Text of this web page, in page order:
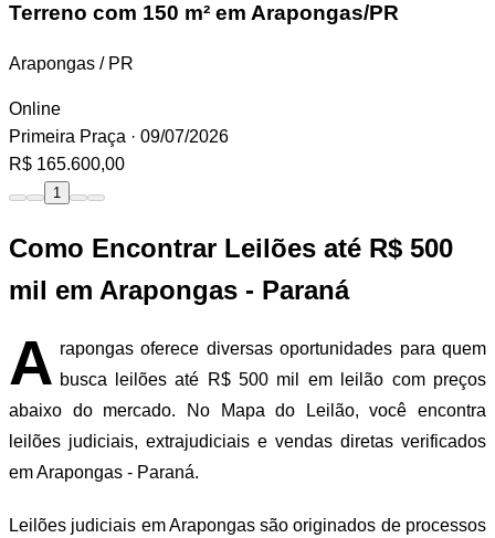
Terreno com 150 m² em Arapongas/PR
Arapongas / PR
Online
Primeira Praça · 09/07/2026
R$ 165.600,00
1
Como Encontrar Leilões até R$ 500
mil em Arapongas - Paraná
A rapongas oferece diversas oportunidades para quem
busca leilões até R$ 500 mil em leilão com preços
abaixo do mercado. No Mapa do Leilão, você encontra
leilões judiciais, extrajudiciais e vendas diretas verificados
em Arapongas - Paraná.
Leilões judiciais em Arapongas são originados de processos